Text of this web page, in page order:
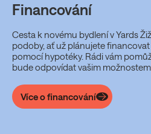
Financování
Cesta k novému bydlení v Yards
podoby, ať už plánujete
pomocí hypotéky. Rádi vám
bude odpovídat vašim
Více o financování